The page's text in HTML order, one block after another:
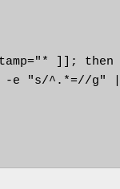
]]; then
e "s/^.*=//g"